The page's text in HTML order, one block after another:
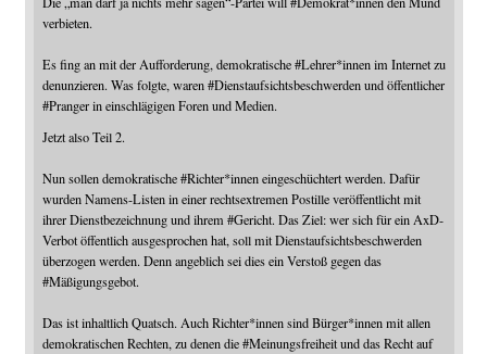
verbieten.
Es fing an mit der Aufforderung, demokratische#Lehrer*innen im Internet zu
denunzieren. Was folgte, waren#Dienstaufsichtsbeschwerdenund öffentlicher
#Prangerin einschlägigen Foren und Medien.
Jetzt also Teil 2.
Nun sollen demokratische#Richter*innen eingeschüchtert werden. Dafür
wurden Namens-Listen in einer rechtsextremen Postille veröffentlicht mit
ihrer Dienstbezeichnung und ihrem#Gericht. Das Ziel: wer sich für ein AxD-
Verbot öffentlich ausgesprochen hat, soll mit Dienstaufsichtsbeschwerden
überzogen werden. Denn angeblich sei dies ein Verstoß gegen das
#Mäßigungsgebot.
Das ist inhaltlich Quatsch. Auch Richter*innen sind Bürger*innen mit allen
demokratischen Rechten, zu denen die#Meinungsfreiheitund das Recht auf